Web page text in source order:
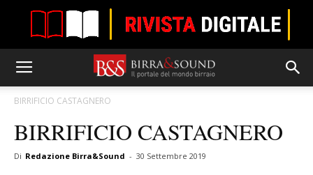
BIRRIFICIO CASTAGNERO
BIRRIFICIO CASTAGNERO
Di Redazione Birra&Sound - 30 Settembre 2019